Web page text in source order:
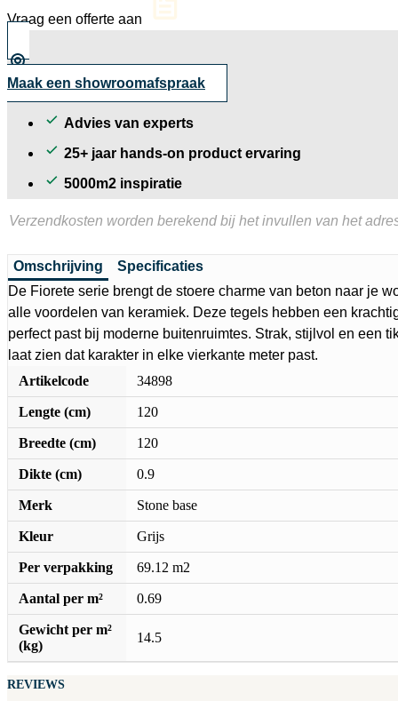
Vraag een offerte aan
Maak een showroomafspraak
Advies van experts
25+ jaar hands-on product ervaring
5000m2 inspiratie
Verzendkosten worden berekend bij het invullen van het
Omschrijving
Specificaties
De Fiorete serie brengt de stoere charme van beton naar je
alle voordelen van keramiek. Deze tegels hebben een
perfect past bij moderne buitenruimtes. Strak, stijlvol en een
laat zien dat karakter in elke vierkante meter past.
Artikelcode
34898
Lengte (cm) 120
Breedte (cm) 120
Dikte (cm) 0.9
Merk Stone base
Kleur Grijs
Per verpakking 69.12 m2
Aantal per m² 0.69
Gewicht per m²
(kg)
14.5
REVIEWS